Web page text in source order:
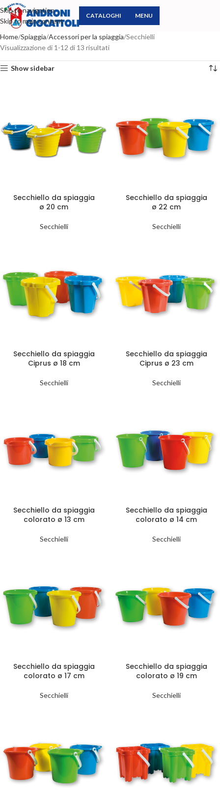
Skip to navigation
Skip to main content
CATALOGHI MENU
Home Spiaggia Accessori per la spiaggia Secchielli
Visualizzazione di 1-12 di 13 risultati
Show sidebar
Secchiello da spiaggia
ø 20 cm
Secchielli
Secchiello da spiaggia
ø 22 cm
Secchielli
Secchiello da spiaggia
Ciprus ø 18 cm
Secchielli
Secchiello da spiaggia
Ciprus ø 23 cm
Secchielli
Secchiello da spiaggia
colorato ø 13 cm
Secchielli
Secchiello da spiaggia
colorato ø 14 cm
Secchielli
Secchiello da spiaggia
colorato ø 17 cm
Secchielli
Secchiello da spiaggia
colorato ø 19 cm
Secchielli